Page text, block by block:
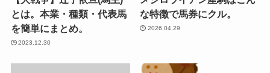
とは。本業・種類・代表馬
を簡単にまとめ。
2023.12.30
な特徴で馬券にクル。
2026.04.29